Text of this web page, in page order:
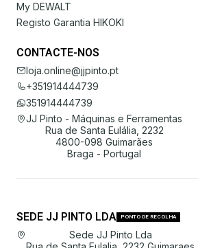
My DEWALT
Registo Garantia HIKOKI
CONTACTE-NOS
loja.online@jjpinto.pt
+351914444739
351914444739
JJ Pinto - Máquinas e Ferramentas
Rua de Santa Eulália, 2232
4800-098 Guimarães
Braga - Portugal
SEDE JJ PINTO LDA PONTO DE RECOLHA
Sede JJ Pinto Lda